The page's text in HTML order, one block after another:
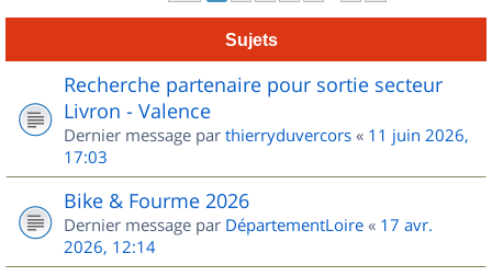
Sujets
Recherche partenaire pour sortie secteur
Livron - Valence
Dernier message par thierryduvercors « 11 juin 2026,
17:03
Bike & Fourme 2026
Dernier message par DépartementLoire « 17 avr.
2026, 12:14